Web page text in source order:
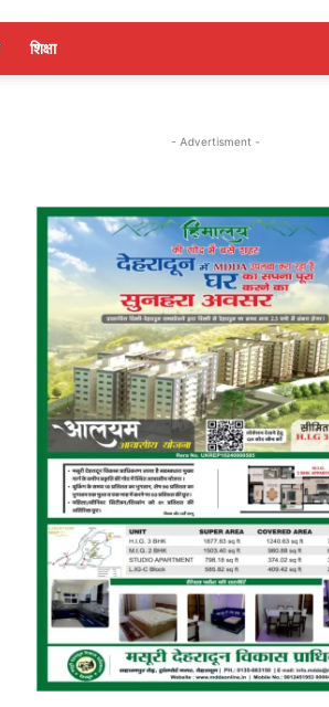
शिक्षा
- Advertisment -